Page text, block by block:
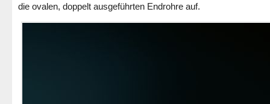
die ovalen, doppelt ausgeführten Endrohre auf.